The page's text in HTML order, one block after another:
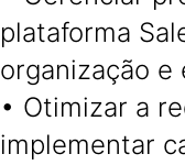
plataforma
organização e
• Otimizar a
implementar